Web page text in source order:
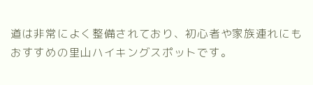
道は非常によく整備されており、初心者や家族連れにも
おすすめの里山ハイキングスポットです。